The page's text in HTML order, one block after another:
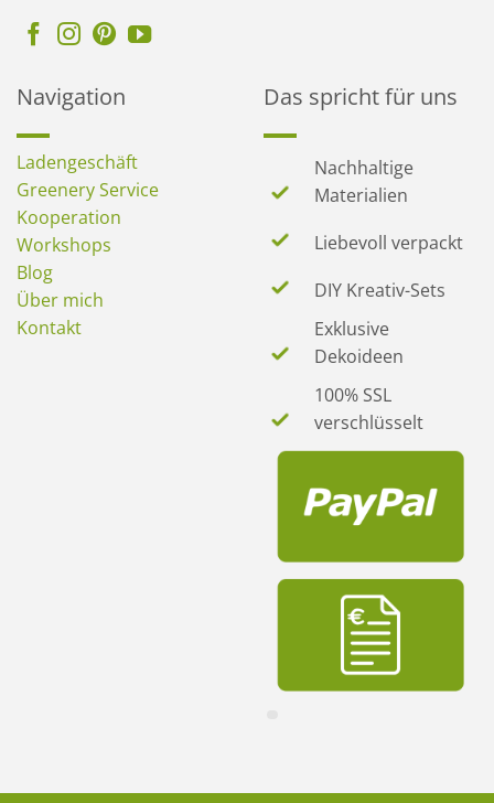
Navigation
Ladengeschäft
Greenery Service
Kooperation
Workshops
Blog
Über mich
Kontakt
Das spricht für uns
Nachhaltige
Materialien
Liebevoll verpackt
DIY Kreativ-Sets
Exklusive
Dekoideen
100% SSL
verschlüsselt